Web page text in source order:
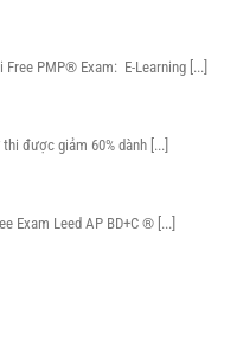
Free PMP® Exam: E-Learning [...]
được giảm 60% dành [...]
Exam Leed AP BD+C ® [...]